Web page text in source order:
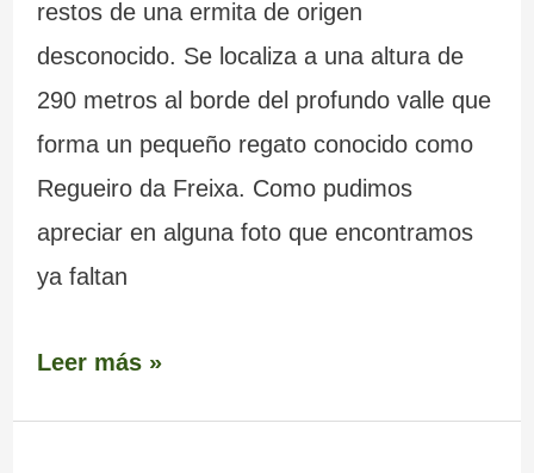
restos de una ermita de origen
desconocido. Se localiza a una altura de
290 metros al borde del profundo valle que
forma un pequeño regato conocido como
Regueiro da Freixa. Como pudimos
apreciar en alguna foto que encontramos
ya faltan
Leer más »